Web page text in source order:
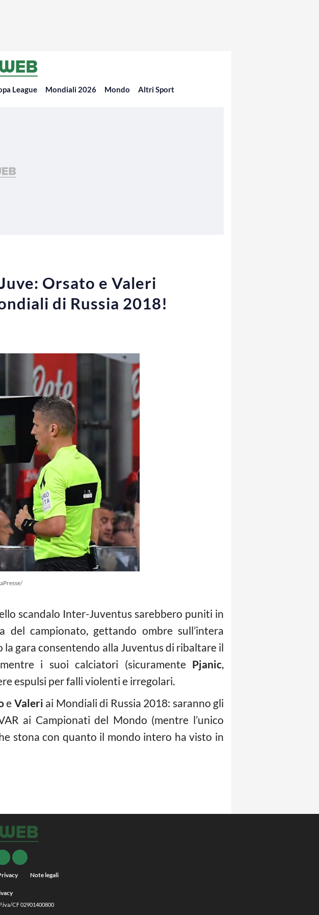
League Mondiali 2026 Mondo Altri Sport
Orsato e Valeri
di Russia 2018!
scandalo Inter-Juventus sarebbero puniti in
campionato, gettando ombre sull’intera
gara consentendo alla Juventus di ribaltare il
i suoi calciatori (sicuramente Pjanic,
espulsi per falli violenti e irregolari.
e Valeri ai Mondiali di Russia 2018: saranno gli
ai Campionati del Mondo (mentre l’unico
stona con quanto il mondo intero ha visto in
Note legali
CF 02901400800